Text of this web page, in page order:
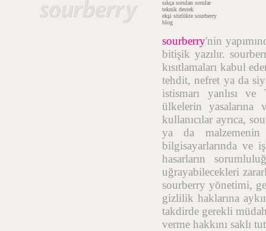
sıkça sorulan sorular
teknik destek
ekşi sözlükte sourberry
blog
sourberry'nin
bitişik yazılır.
kısıtlamaları kabul
tehdit, nefret ya da
istismarı yanlısı
ülkelerin yasalarına
kullanıcılar ayrıca,
ya da malzemenin
bilgisayarlarında ve
hasarların
uğrayabilecekleri
sourberry yönetimi,
gizlilik haklarına
takdirde gerekli
verme hakkını saklı